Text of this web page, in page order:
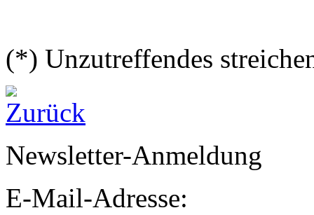
(*) Unzutreffendes
Newsletter-Anmeldung
E-Mail-Adresse: